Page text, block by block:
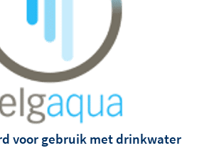
voor gebruik met drinkwater